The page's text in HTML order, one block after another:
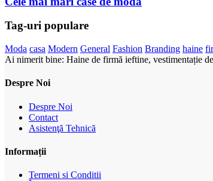
Tag-uri populare
Moda casa Modern General Fashion Branding haine
Ai nimerit bine: Haine de firmă ieftine, vestimentație
Despre Noi
Despre Noi
Contact
Asistenţă Tehnică
Informații
Termeni si Conditii